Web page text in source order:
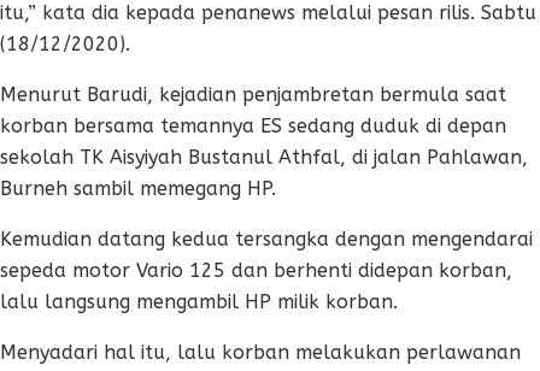
itu,” kata dia kepada penanews melalui pesan rilis. Sabtu
(18/12/2020).
Menurut Barudi, kejadian penjambretan bermula saat
korban bersama temannya ES sedang duduk di depan
sekolah TK Aisyiyah Bustanul Athfal, di jalan Pahlawan,
Burneh sambil memegang HP.
Kemudian datang kedua tersangka dengan mengendarai
sepeda motor Vario 125 dan berhenti didepan korban,
lalu langsung mengambil HP milik korban.
Menyadari hal itu, lalu korban melakukan perlawanan